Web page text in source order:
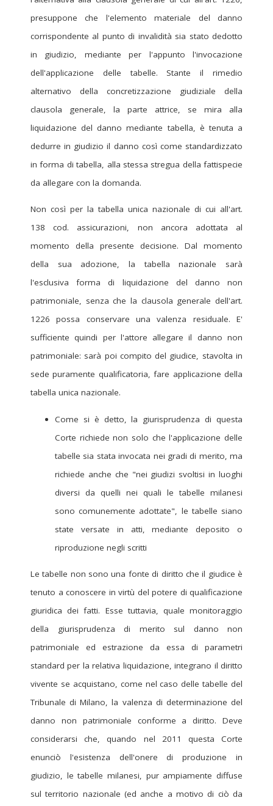
presuppone che l'elemento materiale del danno
corrispondente al punto di invalidità sia stato dedotto
in giudizio, mediante per l'appunto l'invocazione
dell'applicazione delle tabelle. Stante il rimedio
alternativo della concretizzazione giudiziale della
clausola generale, la parte attrice, se mira alla
liquidazione del danno mediante tabella, è tenuta a
dedurre in giudizio il danno così come standardizzato
in forma di tabella, alla stessa stregua della fattispecie
da allegare con la domanda.
Non così per la tabella unica nazionale di cui all'art.
138 cod. assicurazioni, non ancora adottata al
momento della presente decisione. Dal momento
della sua adozione, la tabella nazionale sarà
l'esclusiva forma di liquidazione del danno non
patrimoniale, senza che la clausola generale dell'art.
1226 possa conservare una valenza residuale. E'
sufficiente quindi per l'attore allegare il danno non
patrimoniale: sarà poi compito del giudice, stavolta in
sede puramente qualificatoria, fare applicazione della
tabella unica nazionale.
Come si è detto, la giurisprudenza di questa
Corte richiede non solo che l'applicazione delle
tabelle sia stata invocata nei gradi di merito, ma
richiede anche che "nei giudizi svoltisi in luoghi
diversi da quelli nei quali le tabelle milanesi
sono comunemente adottate", le tabelle siano
state versate in atti, mediante deposito o
riproduzione negli scritti
Le tabelle non sono una fonte di diritto che il giudice è
tenuto a conoscere in virtù del potere di qualificazione
giuridica dei fatti. Esse tuttavia, quale monitoraggio
della giurisprudenza di merito sul danno non
patrimoniale ed estrazione da essa di parametri
standard per la relativa liquidazione, integrano il diritto
vivente se acquistano, come nel caso delle tabelle del
Tribunale di Milano, la valenza di determinazione del
danno non patrimoniale conforme a diritto. Deve
considerarsi che, quando nel 2011 questa Corte
enunciò l'esistenza dell'onere di produzione in
giudizio, le tabelle milanesi, pur ampiamente diffuse
sul territorio nazionale (ed anche a motivo di ciò da